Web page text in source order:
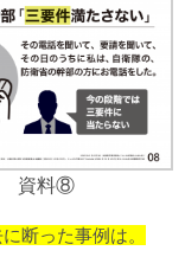
資料⑧
断った事例は。